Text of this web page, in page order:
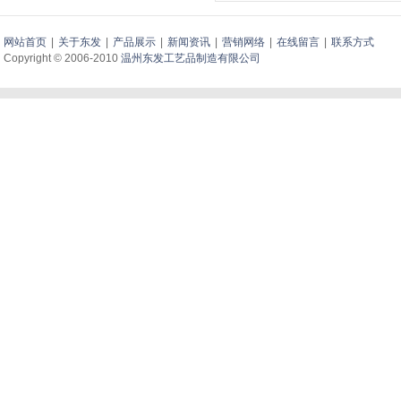
网站首页 关于东发 产品展示 新闻资讯 营销网络 在线留言
联系方式
Copyright © 2006-2010 温州东发工艺品制造有限公司